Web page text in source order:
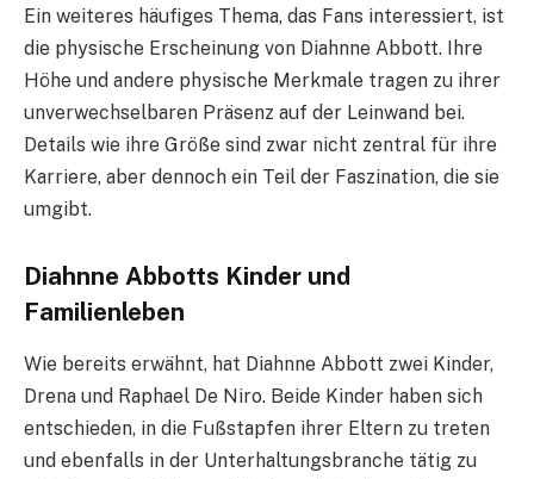
Ein weiteres häufiges Thema, das Fans interessiert, ist
die physische Erscheinung von Diahnne Abbott. Ihre
Höhe und andere physische Merkmale tragen zu ihrer
unverwechselbaren Präsenz auf der Leinwand bei.
Details wie ihre Größe sind zwar nicht zentral für ihre
Karriere, aber dennoch ein Teil der Faszination, die sie
umgibt.
Diahnne Abbotts Kinder und
Familienleben
Wie bereits erwähnt, hat Diahnne Abbott zwei Kinder,
Drena und Raphael De Niro. Beide Kinder haben sich
entschieden, in die Fußstapfen ihrer Eltern zu treten
und ebenfalls in der Unterhaltungsbranche tätig zu